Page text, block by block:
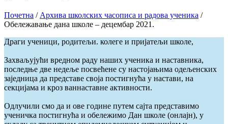
Почетна / Архива школских часописа и радова ученика /
Обележавање дана школе – децембар 2021.
Драги ученици, родитељи. колеге и пријатељи школе,
Захваљујући вредном раду наших ученика и наставника,
последње две недеље посвећене су настојањима одељенских
заједница да представе своја постигнућа у настави, на
секцијама и кроз ваннаставне активности.
Одлучили смо да и ове године путем сајта представимо
ученичка постигнућа и обележимо Дан школе (онлајн), у